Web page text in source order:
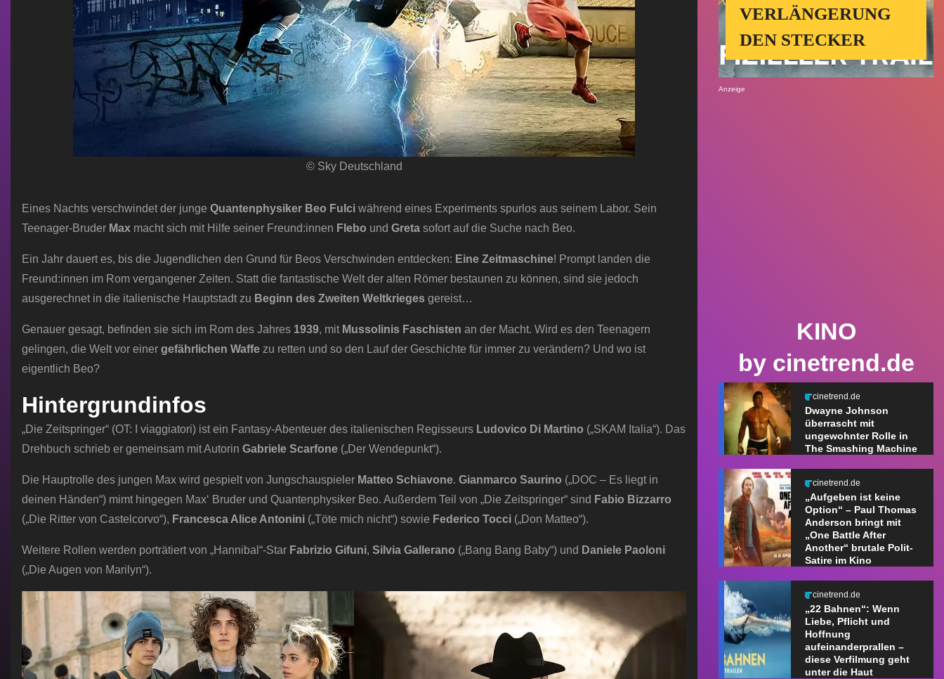
© Sky Deutschland
Eines Nachts verschwindet der junge Quantenphysiker Beo Fulci während eines Experiments spurlos aus seinem Labor. Sein
Teenager-Bruder Max macht sich mit Hilfe seiner Freund:innen Flebo und Greta sofort auf die Suche nach Beo.
Ein Jahr dauert es, bis die Jugendlichen den Grund für Beos Verschwinden entdecken: Eine Zeitmaschine! Prompt landen die
Freund:innen im Rom vergangener Zeiten. Statt die fantastische Welt der alten Römer bestaunen zu können, sind sie jedoch
ausgerechnet in die italienische Hauptstadt zu Beginn des Zweiten Weltkrieges gereist…
Genauer gesagt, befinden sie sich im Rom des Jahres 1939, mit Mussolinis Faschisten an der Macht. Wird es den Teenagern
gelingen, die Welt vor einer gefährlichen Waffe zu retten und so den Lauf der Geschichte für immer zu verändern? Und wo ist
eigentlich Beo?
Hintergrundinfos
„Die Zeitspringer“ (OT: I viaggiatori) ist ein Fantasy-Abenteuer des italienischen Regisseurs Ludovico Di Martino („SKAM Italia“). Das
Drehbuch schrieb er gemeinsam mit Autorin Gabriele Scarfone („Der Wendepunkt“).
Die Hauptrolle des jungen Max wird gespielt von Jungschauspieler Matteo Schiavone. Gianmarco Saurino („DOC – Es liegt in
deinen Händen“) mimt hingegen Max‘ Bruder und Quantenphysiker Beo. Außerdem Teil von „Die Zeitspringer“ sind Fabio Bizzarro
(„Die Ritter von Castelcorvo“), Francesca Alice Antonini („Töte mich nicht“) sowie Federico Tocci („Don Matteo“).
Weitere Rollen werden porträtiert von „Hannibal“-Star Fabrizio Gifuni, Silvia Gallerano („Bang Bang Baby“) und Daniele Paoloni
(„Die Augen von Marilyn“).
VERLÄNGERUNG
DEN STECKER
Anzeige
KINO
by cinetrend.de
cinetrend.de
Dwayne Johnson
überrascht mit
ungewohnter Rolle in
The Smashing Machine
cinetrend.de
„Aufgeben ist keine
Option“ – Paul Thomas
Anderson bringt mit
„One Battle After
Another“ brutale Polit-
Satire im Kino
cinetrend.de
„22 Bahnen“: Wenn
Liebe, Pflicht und
Hoffnung
aufeinanderprallen –
diese Verfilmung geht
unter die Haut